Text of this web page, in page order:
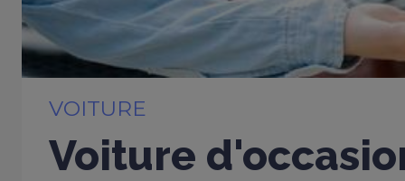
VOITURE
Voiture